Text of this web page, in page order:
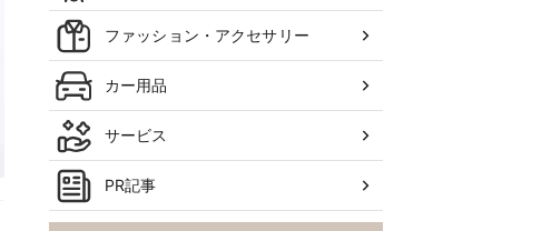
ファッション・アクセサリー
カー用品
サービス
PR記事